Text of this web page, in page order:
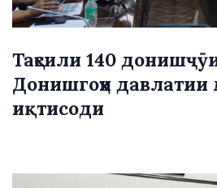
Таҳсили 140
Донишгоҳи давлатии
иқтисоди